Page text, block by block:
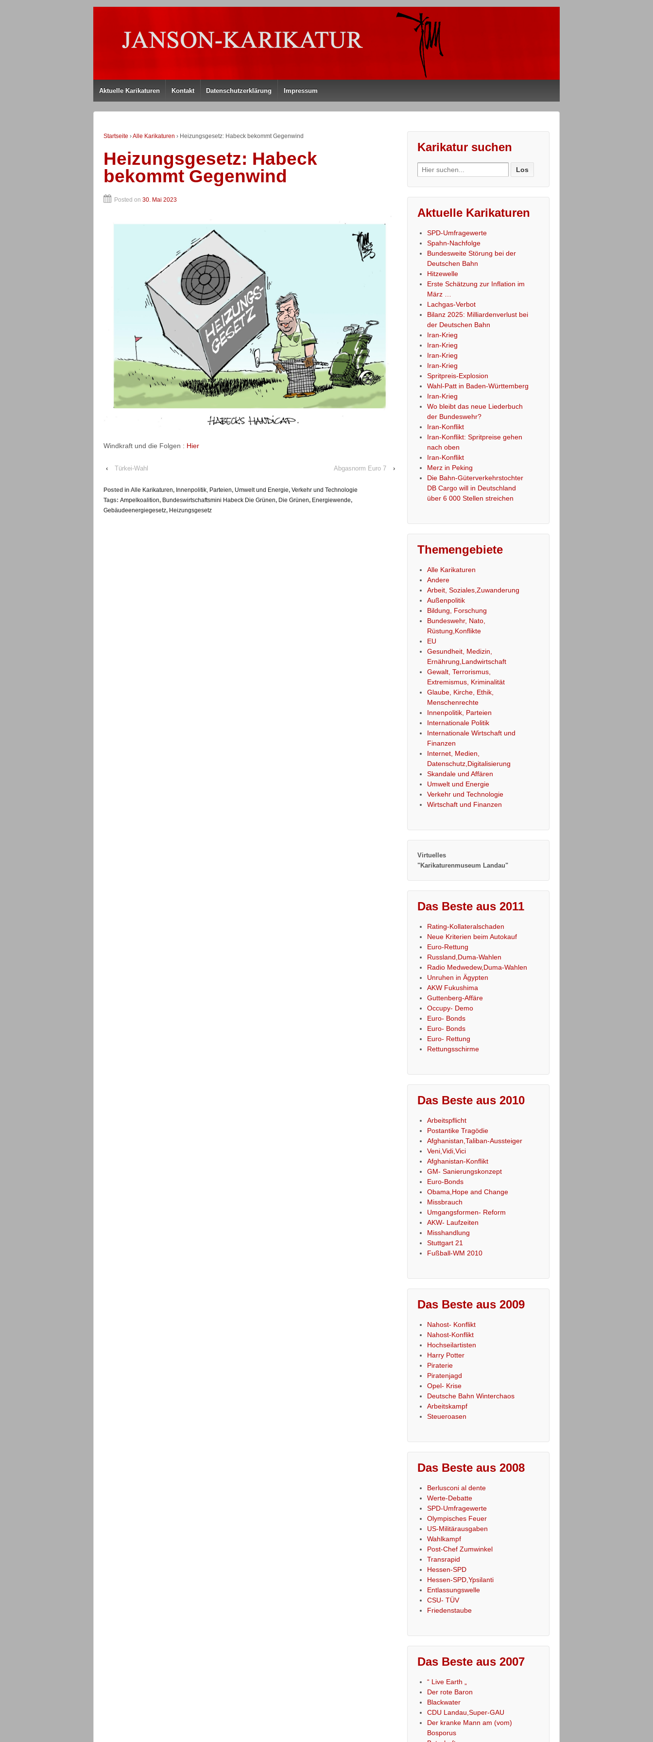
Aktuelle Karikaturen Kontakt Datenschutzerklärung Impressum
Startseite ›Alle Karikaturen › Heizungsgesetz: Habeck bekommt Gegenwind
Heizungsgesetz: Habeck
bekommt Gegenwind
Posted on 30. Mai 2023
Windkraft und die Folgen : Hier
‹ Türkei-Wahl Abgasnorm Euro 7 ›
Posted in Alle Karikaturen, Innenpolitik, Parteien, Umwelt und Energie, Verkehr und Technologie
Tags: Ampelkoalition, Bundeswirtschaftsmini Habeck Die Grünen, Die Grünen, Energiewende,
Gebäudeenergiegesetz, Heizungsgesetz
Karikatur suchen
Search
for:
Aktuelle Karikaturen
SPD-Umfragewerte
Spahn-Nachfolge
Bundesweite Störung bei der
Deutschen Bahn
Hitzewelle
Erste Schätzung zur Inflation im
März …
Lachgas-Verbot
Bilanz 2025: Milliardenverlust bei
der Deutschen Bahn
Iran-Krieg
Iran-Krieg
Iran-Krieg
Iran-Krieg
Spritpreis-Explosion
Wahl-Patt in Baden-Württemberg
Iran-Krieg
Wo bleibt das neue Liederbuch
der Bundeswehr?
Iran-Konflikt
Iran-Konflikt: Spritpreise gehen
nach oben
Iran-Konflikt
Merz in Peking
Die Bahn-Güterverkehrstochter
DB Cargo will in Deutschland
über 6 000 Stellen streichen
Themengebiete
Alle Karikaturen
Andere
Arbeit, Soziales,Zuwanderung
Außenpolitik
Bildung, Forschung
Bundeswehr, Nato,
Rüstung,Konflikte
EU
Gesundheit, Medizin,
Ernährung,Landwirtschaft
Gewalt, Terrorismus,
Extremismus, Kriminalität
Glaube, Kirche, Ethik,
Menschenrechte
Innenpolitik, Parteien
Internationale Politik
Internationale Wirtschaft und
Finanzen
Internet, Medien,
Datenschutz,Digitalisierung
Skandale und Affären
Umwelt und Energie
Verkehr und Technologie
Wirtschaft und Finanzen
Virtuelles
"Karikaturenmuseum Landau"
Das Beste aus 2011
Rating-Kollateralschaden
Neue Kriterien beim Autokauf
Euro-Rettung
Russland,Duma-Wahlen
Radio Medwedew,Duma-Wahlen
Unruhen in Ägypten
AKW Fukushima
Guttenberg-Affäre
Occupy- Demo
Euro- Bonds
Euro- Bonds
Euro- Rettung
Rettungsschirme
Das Beste aus 2010
Arbeitspflicht
Postantike Tragödie
Afghanistan,Taliban-Aussteiger
Veni,Vidi,Vici
Afghanistan-Konflikt
GM- Sanierungskonzept
Euro-Bonds
Obama,Hope and Change
Missbrauch
Umgangsformen- Reform
AKW- Laufzeiten
Misshandlung
Stuttgart 21
Fußball-WM 2010
Das Beste aus 2009
Nahost- Konflikt
Nahost-Konflikt
Hochseilartisten
Harry Potter
Piraterie
Piratenjagd
Opel- Krise
Deutsche Bahn Winterchaos
Arbeitskampf
Steueroasen
Das Beste aus 2008
Berlusconi al dente
Werte-Debatte
SPD-Umfragewerte
Olympisches Feuer
US-Militärausgaben
Wahlkampf
Post-Chef Zumwinkel
Transrapid
Hessen-SPD
Hessen-SPD,Ypsilanti
Entlassungswelle
CSU- TÜV
Friedenstaube
Das Beste aus 2007
“ Live Earth „
Der rote Baron
Blackwater
CDU Landau,Super-GAU
Der kranke Mann am (vom)
Bosporus